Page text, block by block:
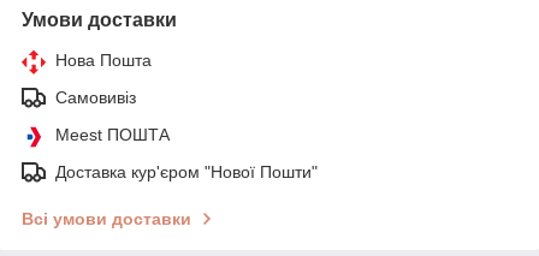
Умови доставки
Нова Пошта
Самовивіз
Meest ПОШТА
Доставка кур'єром "Нової Пошти"
Всі умови доставки